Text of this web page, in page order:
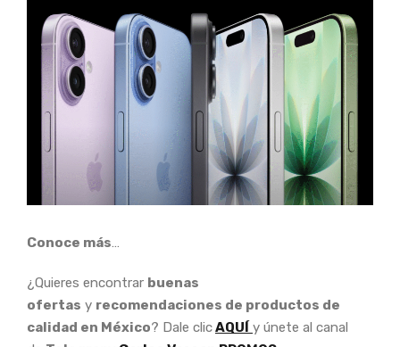
Conoce más…
¿Quieres encontrar buenas
ofertas y recomendaciones de productos de
calidad en México? Dale clicAQUÍ y únete al canal